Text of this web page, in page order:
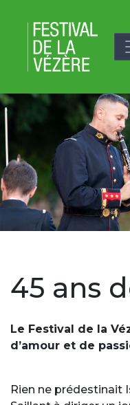
Média du slide
Image
45 ans
Le Festival de la
d’amour et de
Rien ne prédestinait